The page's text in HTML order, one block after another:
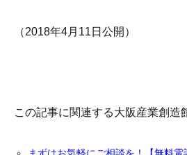
（2018年4月11日公開）
この記事に関連する大阪産業創造